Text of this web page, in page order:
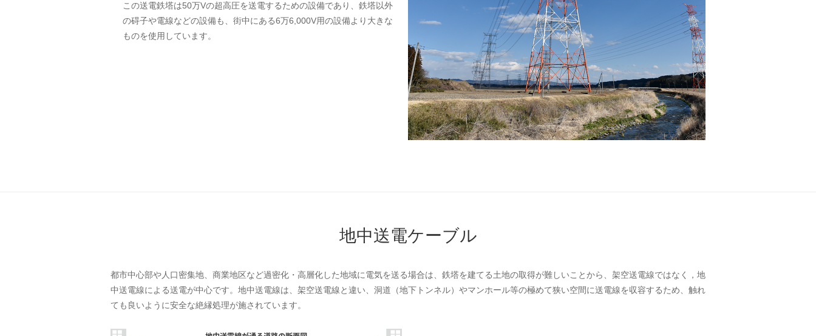
この送電鉄塔は50万Vの超高圧を送電するための設備であり、鉄塔以外
の碍子や電線などの設備も、街中にある6万6,000V用の設備より大きな
ものを使用しています。
地中送電ケーブル
都市中心部や人口密集地、商業地区など過密化・高層化した地域に電気を送る場合は、鉄塔を建てる土地の取得が難しいことから、架空送電線ではなく，地
中送電線による送電が中心です。地中送電線は、架空送電線と違い、洞道（地下トンネル）やマンホール等の極めて狭い空間に送電線を収容するため、触れ
ても良いように安全な絶縁処理が施されています。